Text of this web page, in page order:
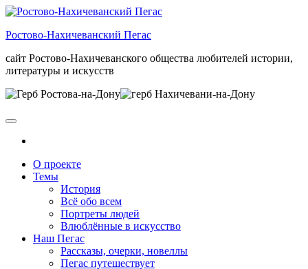
Skip
the
Ростово-Нахичеванский Пегас
сайт Ростово-Нахичеванского общества любителей истории,
литературы и искусств
О проекте
Темы
История
Всё обо всем
Портреты людей
Влюблённые в искусство
Наш Пегас
Рассказы, очерки, новеллы
Пегас путешествует